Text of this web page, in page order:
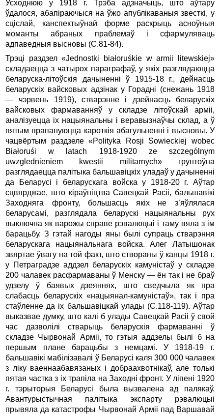
Усходнюю у 1918 г. Трэба адзначыць, што аўтару
ўдалося, абапiраючыся на ўжо апублiкаваныя звесткi, у
сцiслай, канспектыўнай форме раскрыць асноўныя
моманты абраных праблемаў i сфармуляваць
адпаведныя высновы (С.81-84).
Трэцi раздзел «Jednostki białoruśkie w armii litewskiej»
складаецца з чатырох параграфаў, у якiх разглядаюцца
беларуска-лiтоўскiя дачыненнi ў 1915-18 г., дейнасць
беларускiх вайсковых адзiнак у Гораднi (снежань 1918
— чэрвень 1919), стварэнне i дзейнасць беларускiх
вайсковых фармаванняў у складзе лiтоўскай армii,
аналiзуецца iх нацыянальны i веравызнаўчы склад, а ў
пятым прапануюцца кароткiя абагульненнi i высновы. У
чацвёртым раздзеле «Polityka Rosji Sowieckiej wobec
Białoruśi w latach 1918-1920 ze szczególnym
uwzglednieniem kwestii militarnych» грунтоўна
разглядаецца палiтыка бальшавiцкiх уладаў у дачыненнi
да Беларусi i беларускага войска у 1918-20 г. Аўтар
сцвярджае, што кiраўнiцтва Савецкай Расii, бальшавiкi
Заходняга фронту, большасць якiх не з’яўлялася
беларусамi, разглядала беларускi нацыянальны рух
выключна як варожы справе рэвалюцыi i таму вяла з iм
барацьбу. З гэтай нагоды яны былi супраць стварэння
беларускага нацыянальнага войска. Алег Латышонак
звяртае ўвагу на той факт, што створаны ў канцы 1918 г.
у Петраградзе аддзел беларускiх камунiстаў у складзе
200 чалавек расфармаваны ў Менску — ён так i не браў
удзелу ў баявых дзеяннях, што сведчыла як пра
слабасць беларускiх «нацыянал-камунiстаў», так i пра
стаўленне да iх бальшавiцкай улады (С.118-119). Аўтар
выказвае думку, што калi б улады Савецкай Расii ў свой
час дазволiлi стварыць беларускiя фармаваннi ў
складзе Чырвонай Армii, то гэтыя аддзелы былi б на
першым плане барацьбы з немцамi. У 1918-19 г.
бальшавiкi мабiлiзавалi ў Беларусi каля 300 000 чалавек
з лiку ваеннаабавязаных i добраахвотнiкаў, але толькi
пятая частка з iх трапiла на Заходнi фронт. У лiпенi 1920
г. тэрыторыя Беларусi была вызвалена ад палякаў.
Авантурыстычная палiтыка экспарту рэвалюцыi
прывяла да катастрофы Чырвонай Армii пад Варшавай